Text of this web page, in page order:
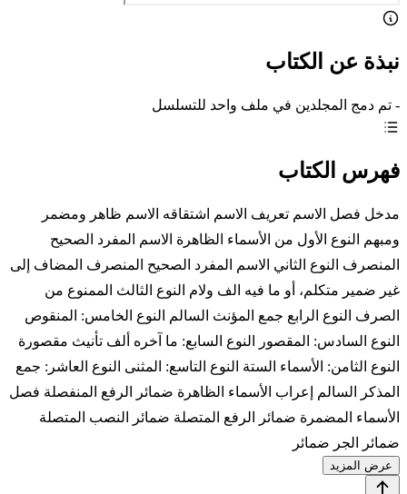
نبذة عن الكتاب
- تم دمج المجلدين في ملف واحد للتسلسل
فهرس الكتاب
مدخل فصل الاسم تعريف الاسم اشتقاقه الاسم ظاهر ومضمر
ومبهم النوع الأول من الأسماء الظاهرة الاسم المفرد الصحيح
المنصرف النوع الثاني الاسم المفرد الصحيح المنصرف المضاف إلى
غير ضمير متكلم، أو ما فيه الف ولام النوع الثالث الممنوع من
الصرف النوع الرابع جمع المؤنث السالم النوع الخامس: المنقوص
النوع السادس: المقصور النوع السابع: ما آخره ألف تأنيث مقصورة
النوع الثامن: الأسماء الستة النوع التاسع: المثنى النوع العاشر: جمع
المذكر السالم إعراب الأسماء الظاهرة ضمائر الرفع المنفصلة فصل
الأسماء المضمرة ضمائر الرفع المتصلة ضمائر النصب المتصلة
ضمائر الجر ضمائر
عرض المزيد